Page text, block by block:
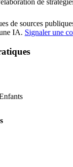
de
de sources
IA. Signaler une